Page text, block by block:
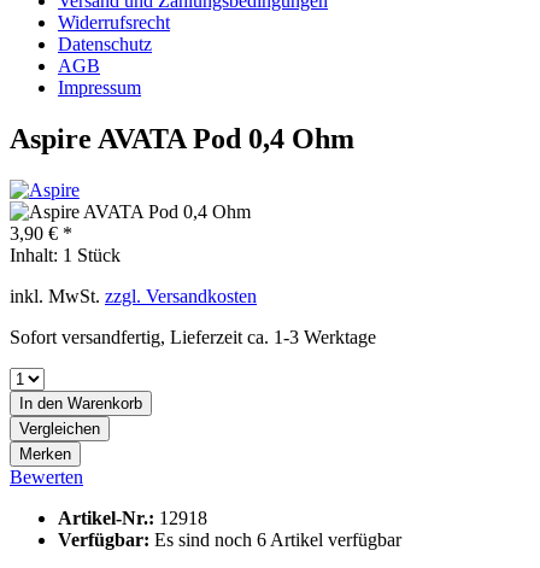
Widerrufsrecht
Datenschutz
AGB
Impressum
Aspire AVATA Pod 0,4 Ohm
3,90 € *
Inhalt: 1 Stück
inkl. MwSt. zzgl. Versandkosten
Sofort versandfertig, Lieferzeit ca. 1-3 Werktage
In den Warenkorb
Vergleichen
Merken
Bewerten
Artikel-Nr.: 12918
Verfügbar: Es sind noch 6 Artikel verfügbar